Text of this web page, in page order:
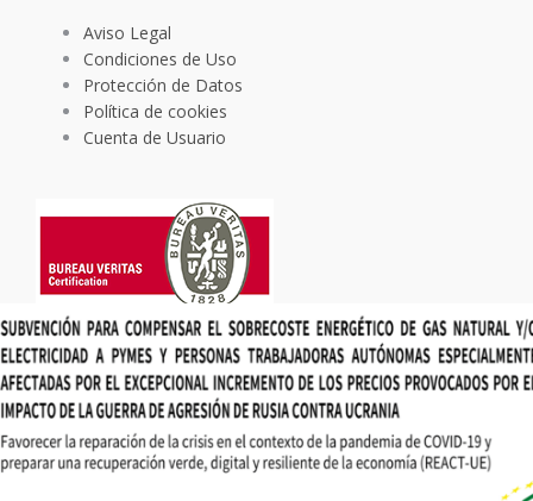
Aviso Legal
Condiciones de Uso
Protección de Datos
Política de cookies
Cuenta de Usuario